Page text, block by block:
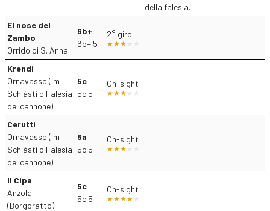
della falesia.
El nose del
Zambo
Orrido di S. Anna
6b+
6b+.5
2° giro
Krendi
Ornavasso (Im
Schlàsti o Falesia
del cannone)
5c
5c.5
On-sight
Cerutti
Ornavasso (Im
Schlàsti o Falesia
del cannone)
6a
5c.5
On-sight
Il Cipa
Anzola
(Borgoratto)
5c
5c.5
On-sight